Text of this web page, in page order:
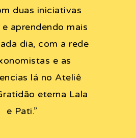
duas iniciativas
aprendendo mais
dia, com a rede
e as
lá no Ateliê
eterna Lala
e Pati.”